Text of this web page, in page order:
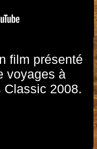
film présenté
voyages à
Classic 2008.